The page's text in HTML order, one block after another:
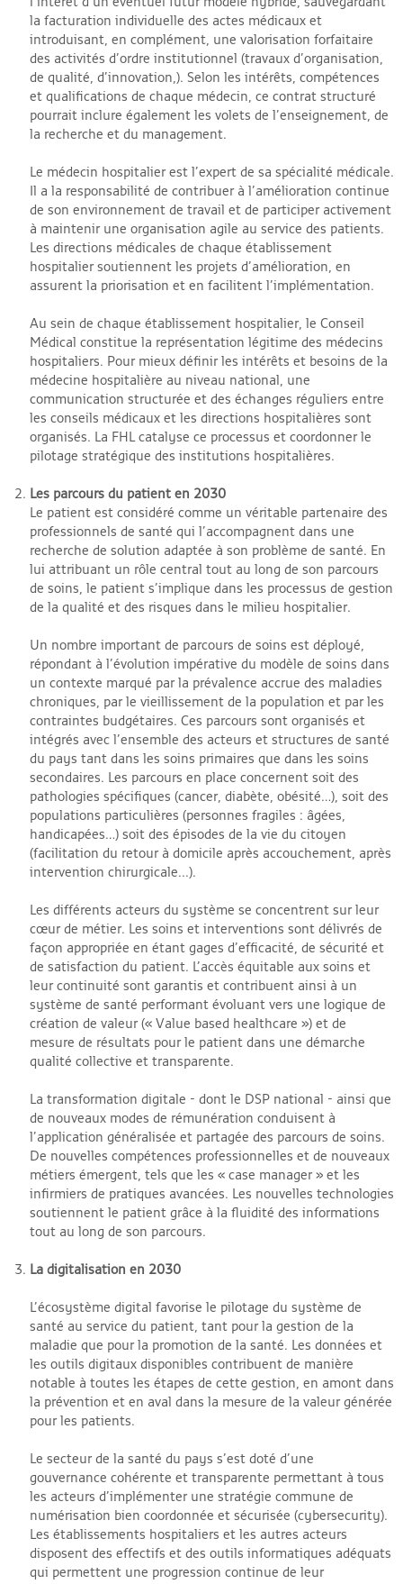
la facturation individuelle des actes médicaux et
introduisant, en complément, une valorisation forfaitaire
des activités d’ordre institutionnel (travaux d’organisation,
de qualité, d’innovation,). Selon les intérêts, compétences
et qualifications de chaque médecin, ce contrat structuré
pourrait inclure également les volets de l’enseignement, de
la recherche et du management.
Le médecin hospitalier est l’expert de sa spécialité médicale.
Il a la responsabilité de contribuer à l’amélioration continue
de son environnement de travail et de participer activement
à maintenir une organisation agile au service des patients.
Les directions médicales de chaque établissement
hospitalier soutiennent les projets d’amélioration, en
assurent la priorisation et en facilitent l’implémentation.
Au sein de chaque établissement hospitalier, le Conseil
Médical constitue la représentation légitime des médecins
hospitaliers. Pour mieux définir les intérêts et besoins de la
médecine hospitalière au niveau national, une
communication structurée et des échanges réguliers entre
les conseils médicaux et les directions hospitalières sont
organisés. La FHL catalyse ce processus et coordonner le
pilotage stratégique des institutions hospitalières.
Les parcours du patient en 2030
Le patient est considéré comme un véritable partenaire des
professionnels de santé qui l’accompagnent dans une
recherche de solution adaptée à son problème de santé. En
lui attribuant un rôle central tout au long de son parcours
de soins, le patient s’implique dans les processus de gestion
de la qualité et des risques dans le milieu hospitalier.
Un nombre important de parcours de soins est déployé,
répondant à l’évolution impérative du modèle de soins dans
un contexte marqué par la prévalence accrue des maladies
chroniques, par le vieillissement de la population et par les
contraintes budgétaires. Ces parcours sont organisés et
intégrés avec l’ensemble des acteurs et structures de santé
du pays tant dans les soins primaires que dans les soins
secondaires. Les parcours en place concernent soit des
pathologies spécifiques (cancer, diabète, obésité…), soit des
populations particulières (personnes fragiles : âgées,
handicapées…) soit des épisodes de la vie du citoyen
(facilitation du retour à domicile après accouchement, après
intervention chirurgicale...).
Les différents acteurs du système se concentrent sur leur
cœur de métier. Les soins et interventions sont délivrés de
façon appropriée en étant gages d’efficacité, de sécurité et
de satisfaction du patient. L’accès équitable aux soins et
leur continuité sont garantis et contribuent ainsi à un
système de santé performant évoluant vers une logique de
création de valeur (« Value based healthcare ») et de
mesure de résultats pour le patient dans une démarche
qualité collective et transparente.
La transformation digitale - dont le DSP national - ainsi que
de nouveaux modes de rémunération conduisent à
l’application généralisée et partagée des parcours de soins.
De nouvelles compétences professionnelles et de nouveaux
métiers émergent, tels que les « case manager » et les
infirmiers de pratiques avancées. Les nouvelles technologies
soutiennent le patient grâce à la fluidité des informations
tout au long de son parcours.
La digitalisation en 2030
L’écosystème digital favorise le pilotage du système de
santé au service du patient, tant pour la gestion de la
maladie que pour la promotion de la santé. Les données et
les outils digitaux disponibles contribuent de manière
notable à toutes les étapes de cette gestion, en amont dans
la prévention et en aval dans la mesure de la valeur générée
pour les patients.
Le secteur de la santé du pays s’est doté d’une
gouvernance cohérente et transparente permettant à tous
les acteurs d’implémenter une stratégie commune de
numérisation bien coordonnée et sécurisée (cybersecurity).
Les établissements hospitaliers et les autres acteurs
disposent des effectifs et des outils informatiques adéquats
qui permettent une progression continue de leur